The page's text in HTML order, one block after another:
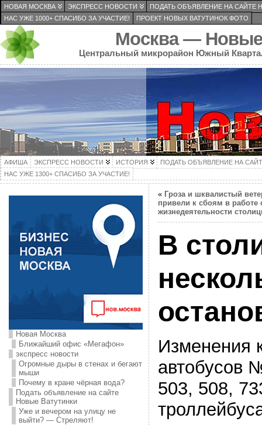
НОВАЯ МОСКВА ЭКСПРЕСС НОВОСТИ
ПОДАТЬ ОБЪЯВЛЕНИЕ НА САЙТЕ
НАС УЖЕ 1000+ СПАСИБО ЗА УЧАСТИЕ!
ПРОЕКТ НОВЫХ ВАТУТИНОК ФОТО
Москва — Новые
Центральный микрорайон Южный
АФИША ЭКСПРЕСС НОВОСТИ ИСТОРИЯ
ПОДАТЬ ОБЪЯВЛЕНИЕ НА
НАС УЖЕ 1300+ СПАСИБО ЗА УЧАСТИЕ!
Новая Москва
Ближайший офис «Мегафон»
экспресс новости
Огромные дыры в стенах и бегают
мыши
Почему в кране чёрная вода?
Подать объявление на сайте
Новые Ватутинки
Уже и вечером на улицу не
выйти? — Стреляют!
« Гроза и шквалистый
привели к сбоям в работе
жизнедеятельности
В
Изменения
автобусов
503, 508,